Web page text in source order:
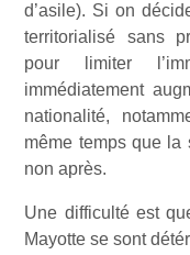
d’asile). Si on
territorialisé sans
pour limiter
immédiatement
nationalité,
même temps que la
non après.
Une difficulté est
Mayotte se sont